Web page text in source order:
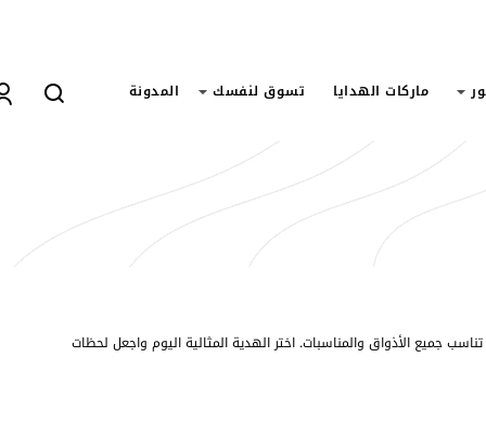
ماركات الهدايا تسوق لنفسك المدونة
جميع الأذواق والمناسبات. اختر الهدية المثالية اليوم واجعل لحظات